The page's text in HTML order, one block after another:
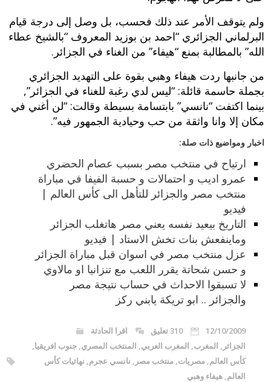
ولم يتوقف الأمر عند ذلك فحسب، بل وصل إلى درجة قيام
البرلماني الجزائري “احمد بن بوزيد المعروف “بالشيخ عطاء
الله” بالمطالبة بمنع “هيفاء” من الغناء في الجزائر.
من جانبها ردت هيفاء وهبي بقوة على التهديد الجزائري
بجملة حاسمة قائلة: “ليس لدي رغبة للغناء في الجزائر”,
بينما اكتفت “نانسي” بابتسامة بسيطة وقالت: “لن أغني في
مكان إلا وانا واثقة من حب وحيادية الجمهور فيه”.
اخبار ومواضيع ذات صلة:
ارتياح في منتخب مصر بسبب عصام الحضري
عمرو اديب و احتمالات و حسبة الفيفا في مباراة
منتخب مصر والجزائر للتأهل الى كأس العالم |
فيديو
التاريخ بيعيد نفسه يعني مصر هاتغلب الجزائر
وماينفعش بنات تخش الاستاد | فيديو
عزل منتخب مصر في اسوان قبل مباراة الجزائر
و حسن شحاتة يقرر اللعب مع تنزانيا او مالاوي
لا تسبقوا الاحداث في حساب نتيجة مصر
والجزائر .. ابو تريكة يابني ركز
12/10/2009 310 تعليق
اقرا الحادثة
الجزائر , المغرب, المغرب العربي, المنتخب المصري,جنوب افريقيا,
كأس العالم,مصريات,منتخب مصر , نانسي عجرم, نهائيات كأس
العالم,هيفاء وهبي